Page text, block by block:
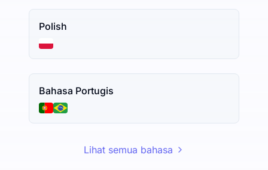
Polish
Bahasa Portugis
Lihat semua bahasa